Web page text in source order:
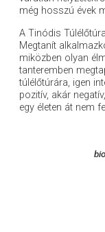
még hosszú évek
A Tinódis
Megtanít
miközben olyan
tanteremben
túlélőtúrára, igen
pozitív, akár
egy életen át nem